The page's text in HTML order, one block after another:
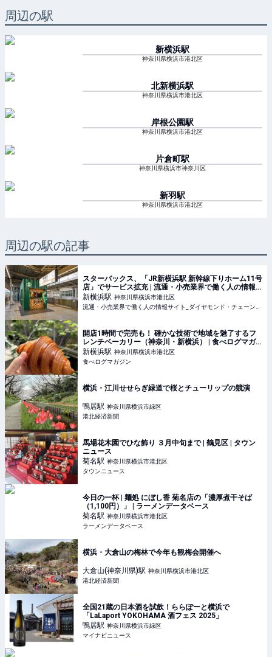
周辺の駅
新横浜駅
神奈川県横浜市港北区
北新横浜駅
神奈川県横浜市港北区
岸根公園駅
神奈川県横浜市港北区
片倉町駅
神奈川県横浜市神奈川区
新羽駅
神奈川県横浜市港北区
周辺の駅の記事
スターバックス、「JR新横浜駅 新幹線下りホーム11号
店」でサービス拡充 | 流通・小売業界で働く人の情報
サイト_ダイヤモンド・チェーンストアオンライン
新横浜駅 神奈川県横浜市港北区
開店1時間で完売も！ 確かな技術で地域を魅了するフ
レンチベーカリー（神奈川・新横浜） | 食べログマガ
ジン
新横浜駅 神奈川県横浜市港北区
食べログマガジン
横浜・江川せせらぎ緑道で桜とチューリップの競演
鴨居駅 神奈川県横浜市緑区
港北経済新聞
馬場花木園でひな飾り ３月中旬まで | 鶴見区 | タウン
ニュース
菊名駅 神奈川県横浜市港北区
タウンニュース
今日の一杯 | 麺処 にぼし香 菊名店の「濃厚煮干そば
（1,100円）」 | ラーメンデータベース
菊名駅 神奈川県横浜市港北区
ラーメンデータベース
横浜・大倉山の梅林で今年も観梅会開催へ
大倉山(神奈川県)駅 神奈川県横浜市港北区
港北経済新聞
全国21蔵の日本酒を試飲！ららぽーと横浜で
「LaLaport YOKOHAMA 酒フェス 2025」
鴨居駅 神奈川県横浜市緑区
マイナビニュース